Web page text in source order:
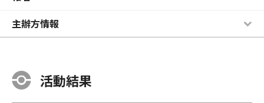
主辦方情報
活動結果